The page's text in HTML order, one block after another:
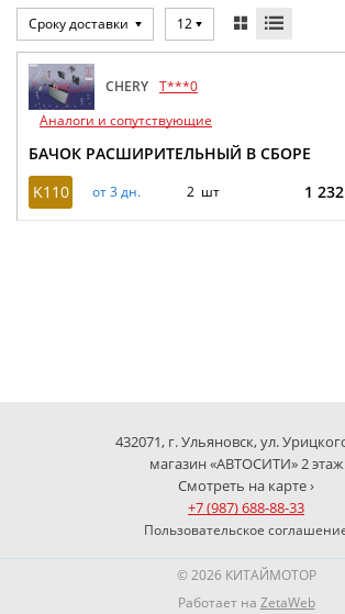
Сроку доставки 12
CHERY T***0
Аналоги и сопутствующие
БАЧОК РАСШИРИТЕЛЬНЫЙ В СБОРЕ
K110
от 3 дн. 2 шт 1
432071, г. Ульяновск, ул.
магазин «АВТОСИТИ» 2 этаж
Смотреть на карте ›
+7 (987) 688-88-33
Пользовательское
© 2026 КИТАЙМОТОР
Работает на ZetaWeb